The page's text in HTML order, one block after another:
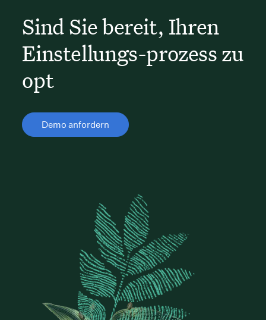
Sind Sie bereit, Ihren
Einstellungs-prozess zu
opt
Demo anfordern